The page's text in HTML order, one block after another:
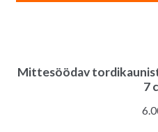
Mittesöödav
7